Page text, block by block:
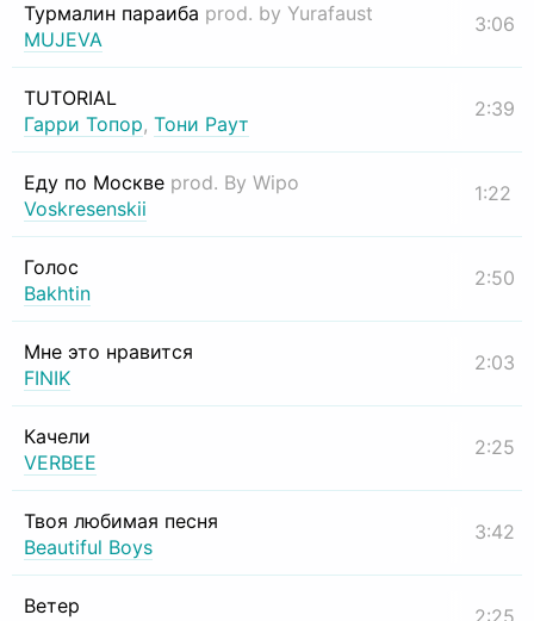
Турмалин параиба prod. by Yurafaust
MUJEVA
3:06
TUTORIAL
Гарри Топор, Тони Раут
2:39
Еду по Москве prod. By Wipo
Voskresenskii
1:22
Голос
Bakhtin
2:50
Мне это нравится
FINIK
2:03
Качели
VERBEE
2:25
Твоя любимая песня
Beautiful Boys
3:42
Ветер